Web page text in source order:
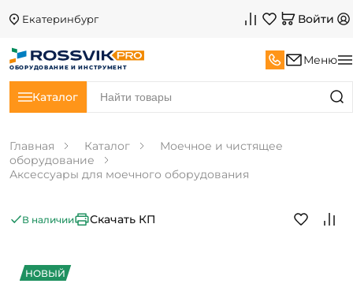
Екатеринбург Войти
ОБОРУДОВАНИЕ И ИНСТРУМЕНТ
Меню
Каталог
Главная Каталог
Моечное и чистящее
оборудование
Аксессуары для моечного оборудования
НОВЫЙ
В наличии Скачать КП